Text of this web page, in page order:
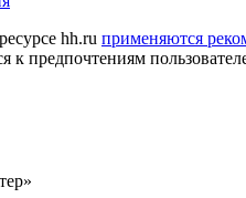
hh.ru применяются
к предпочтениям